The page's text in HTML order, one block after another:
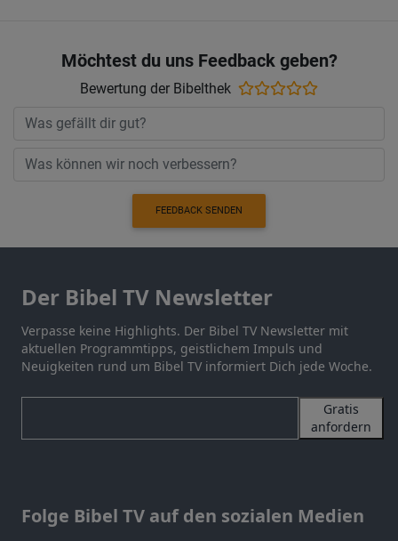
Möchtest du uns Feedback geben?
Bewertung der Bibelthek
FEEDBACK SENDEN
Der Bibel TV Newsletter
Verpasse keine Highlights. Der Bibel TV Newsletter mit
aktuellen Programmtipps, geistlichem Impuls und
Neuigkeiten rund um Bibel TV informiert Dich jede Woche.
Gratis
anfordern
Folge Bibel TV auf den sozialen Medien